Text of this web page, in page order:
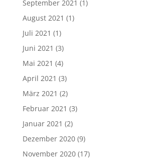
September 2021 (1)
August 2021 (1)
Juli 2021 (1)
Juni 2021 (3)
Mai 2021 (4)
April 2021 (3)
März 2021 (2)
Februar 2021 (3)
Januar 2021 (2)
Dezember 2020(9)
November 2020(17)